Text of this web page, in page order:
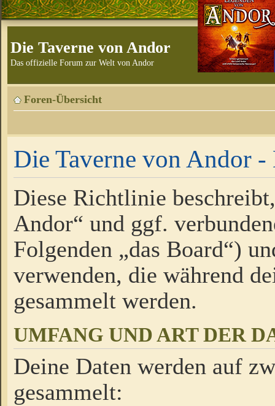
Die Taverne von Andor
Das offizielle Forum zur Welt von Andor
Foren-Übersicht
Die Taverne von Andor
Diese Richtlinie
Andor“ und ggf.
Folgenden „das Board“)
verwenden, die während
gesammelt werden.
UMFANG UND ART DER
Deine Daten werden auf
gesammelt: